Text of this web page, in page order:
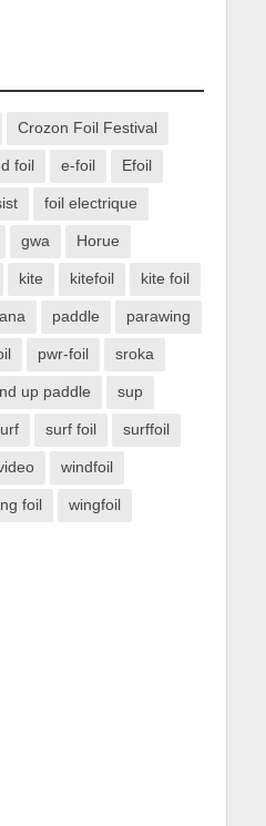
Crozon Foil Festival
foil e-foil Efoil
foil electrique
gwa Horue
kite kitefoil kite foil
paddle parawing
pwr-foil sroka
up paddle sup
surf foil surffoil
windfoil
foil wingfoil